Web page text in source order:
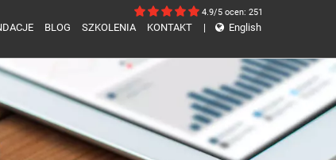
4.9/5 ocen: 251
BLOG SZKOLENIA KONTAKT | English